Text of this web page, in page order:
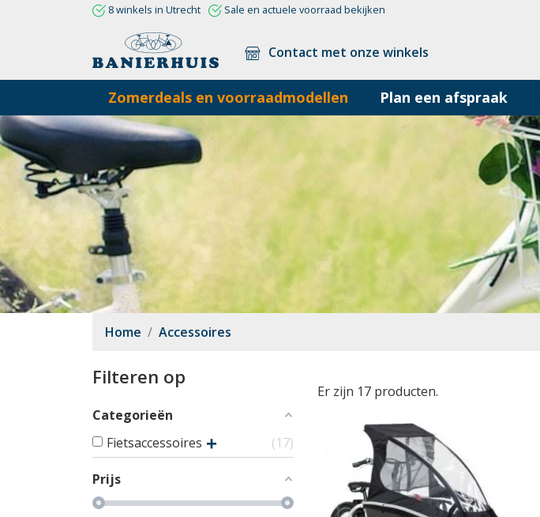
8 winkels in Utrecht Sale en actuele voorraad bekijken
Contact met onze winkels
Zomerdeals en voorraadmodellen Plan een afspraak
Home Accessoires
Filteren op
Categorieën
Fietsaccessoires
17
Prijs
Er zijn 17 producten.